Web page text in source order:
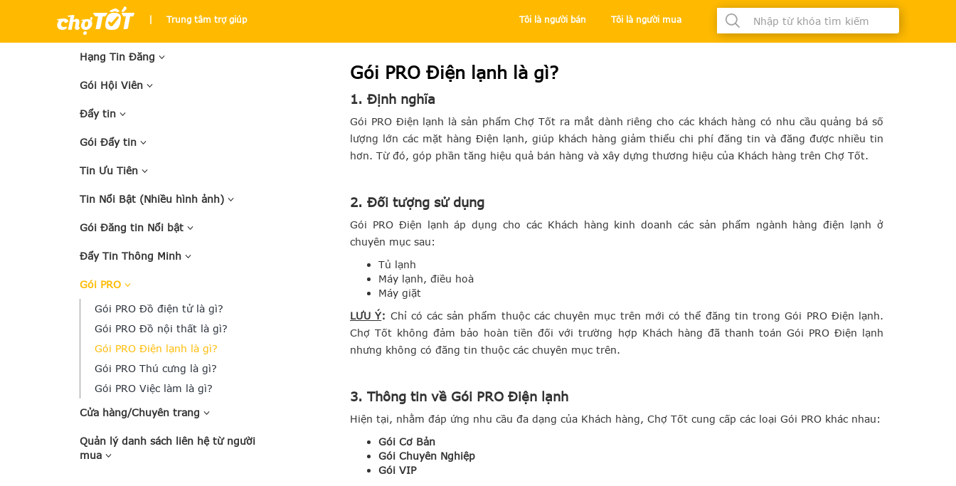
Trung tâm trợ giúp Tôi là người bán Tôi là người mua
Hạng Tin Đăng
Gói Hội Viên
Đẩy tin
Gói Đẩy tin
Tin Ưu Tiên
Tin Nổi Bật (Nhiều hình ảnh)
Gói Đăng tin Nổi bật
Đẩy Tin Thông Minh
Gói PRO
Gói PRO Đồ điện tử là gì?
Gói PRO Đồ nội thất là gì?
Gói PRO Điện lạnh là gì?
Gói PRO Thú cưng là gì?
Gói PRO Việc làm là gì?
Cửa hàng/Chuyên trang
Quản lý danh sách liên hệ từ người
mua
Gói PRO Điện lạnh là gì?
1. Định nghĩa
Gói PRO Điện lạnh là sản phẩm Chợ Tốt ra mắt dành riêng cho các khách hàng có nhu cầu quảng bá số
lượng lớn các mặt hàng Điện lạnh, giúp khách hàng giảm thiểu chi phí đăng tin và đăng được nhiều tin
hơn. Từ đó, góp phần tăng hiệu quả bán hàng và xây dựng thương hiệu của Khách hàng trên Chợ Tốt.
2. Đối tượng sử dụng
Gói PRO Điện lạnh áp dụng cho các Khách hàng kinh doanh các sản phẩm ngành hàng điện lạnh ở
chuyên mục sau:
Tủ lạnh
Máy lạnh, điều hoà
Máy giặt
LƯU Ý: Chỉ có các sản phẩm thuộc các chuyên mục trên mới có thể đăng tin trong Gói PRO Điện lạnh.
Chợ Tốt không đảm bảo hoàn tiền đối với trường hợp Khách hàng đã thanh toán Gói PRO Điện lạnh
nhưng không có đăng tin thuộc các chuyên mục trên.
3. Thông tin về Gói PRO Điện lạnh
Hiện tại, nhằm đáp ứng nhu cầu đa dạng của Khách hàng, Chợ Tốt cung cấp các loại Gói PRO khác nhau:
Gói Cơ Bản
Gói Chuyên Nghiệp
Gói VIP